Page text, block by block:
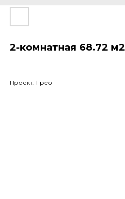
2-комнатная 68.72 м2
Проект: Прео